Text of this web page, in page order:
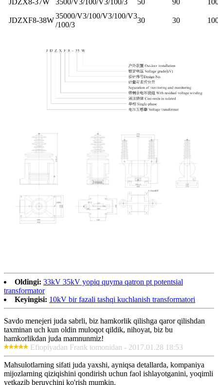
JDZX8-37W 3500/V3/100/V3/100/3 50 90
JDZXF8-38W
35000/V3/100/V3/100/V3
/100/3
30 30
Oldingi: 33kV 35kV yopiq quyma qatron pt potentsial
transformator
Keyingisi: 10kV bir fazali tashqi kuchlanish transformatori
Savdo menejeri juda sabrli, biz hamkorlik qilishga qaror qilishdan
taxminan uch kun oldin muloqot qildik, nihoyat, biz bu
hamkorlikdan juda mamnunmiz!
Efiopiyadan Frank tomonidan - 2017.01.28 18:53
Mahsulotlarning sifati juda yaxshi, ayniqsa detallarda, kompaniya
mijozlarning qiziqishini qondirish uchun faol ishlayotganini, yoqimli
yetkazib beruvchini ko'rish mumkin.